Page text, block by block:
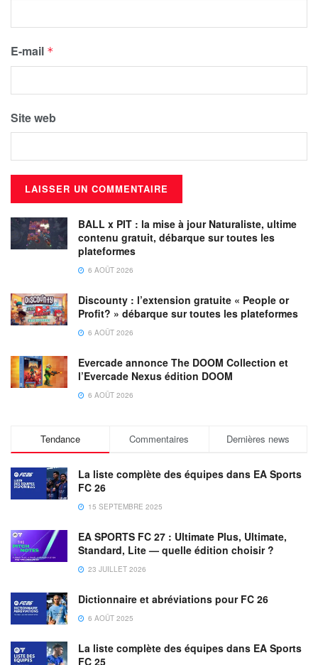
E-mail *
Site web
BALL x PIT : la mise à jour Naturaliste, ultime
contenu gratuit, débarque sur toutes les
plateformes
6 AOÛT 2026
Discounty : l’extension gratuite « People or
Profit? » débarque sur toutes les plateformes
6 AOÛT 2026
Evercade annonce The DOOM Collection et
l’Evercade Nexus édition DOOM
6 AOÛT 2026
Tendance Commentaires Dernières news
La liste complète des équipes dans EA Sports
FC 26
15 SEPTEMBRE 2025
EA SPORTS FC 27 : Ultimate Plus, Ultimate,
Standard, Lite — quelle édition choisir ?
23 JUILLET 2026
Dictionnaire et abréviations pour FC 26
6 AOÛT 2025
La liste complète des équipes dans EA Sports
FC 25